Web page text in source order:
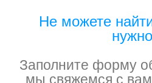
Не можете
Заполните форму
мы свяжемся с